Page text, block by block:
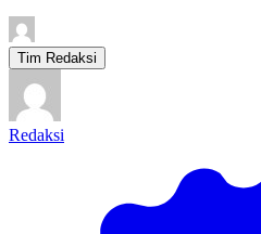
Tim Redaksi
Redaksi